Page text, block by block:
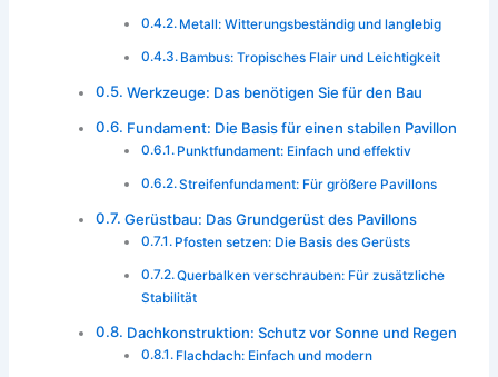
Metall: Witterungsbeständig und langlebig
Bambus: Tropisches Flair und Leichtigkeit
Werkzeuge: Das benötigen Sie für den Bau
Fundament: Die Basis für einen stabilen Pavillon
Punktfundament: Einfach und effektiv
Streifenfundament: Für größere Pavillons
Gerüstbau: Das Grundgerüst des Pavillons
Pfosten setzen: Die Basis des Gerüsts
Querbalken verschrauben: Für zusätzliche
Stabilität
Dachkonstruktion: Schutz vor Sonne und Regen
Flachdach: Einfach und modern